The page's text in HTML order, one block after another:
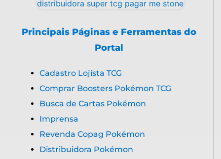
Principais Páginas e Ferramentas do
Portal
Cadastro Lojista TCG
Comprar Boosters Pokémon TCG
Busca de Cartas Pokémon
Imprensa
Revenda Copag Pokémon
Distribuidora Pokémon